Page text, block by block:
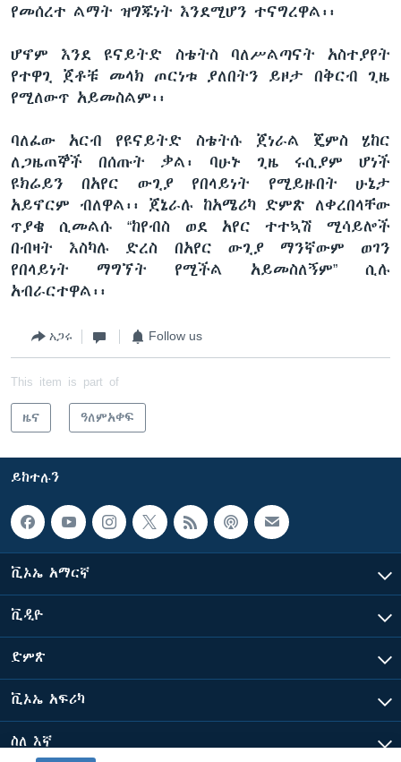
የመሰረተ ልማት ዝግጁነት እንደሚሆን ተናግረዋል፡፡
ሆኖም እንደ ዩናይትድ ስቴትስ ባለሥልጣናት አስተያየት
የተዋጊ ጀቶቹ መላክ ጦርነቱ ያለበትን ይዞታ በቅርብ ጊዜ
የሚለውጥ አይመስልም፡፡
ባለፈው አርብ የዩናይትድ ስቴትሱ ጀነራል ጄምስ ሄከር
ለጋዜጠኞች በሰጡት ቃል፡ ባሁኑ ጊዜ ሩሲያም ሆነች
ዩክሬይን በአየር ውጊያ የበላይነት የሚይዙበት ሁኔታ
አይኖርም ብለዋል፡፡ ጀኔራሉ ከአሜሪካ ድምጽ ለቀረበላቸው
ጥያቄ ሲመልሱ “ከየብስ ወደ አየር ተተኳሽ ሚሳይሎች
በብዛት እስካሉ ድረስ በአየር ውጊያ ማንኛውም ወገን
የበላይነት ማግኘት የሚችል አይመስለኝም” ሲሉ
አብራርተዋል፡፡
አጋሩ Follow us
This item is part of
ዜና ዓለምአቀፍ
ይከተሉን
ቪኦኤ አማርኛ
ቪዲዮ
ድምጽ
ቪኦኤ አፍሪካ
ስለ እኛ